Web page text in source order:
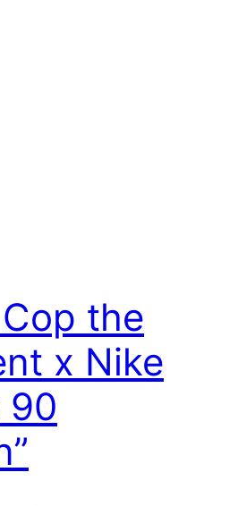
the
x Nike
90